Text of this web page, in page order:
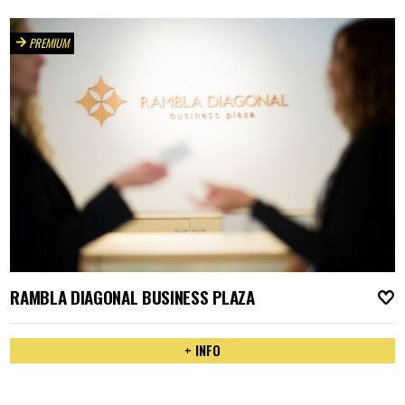
PREMIUM
RAMBLA DIAGONAL BUSINESS PLAZA
+ INFO